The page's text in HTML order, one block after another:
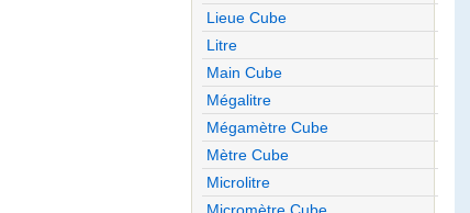
Lieue Cube
Litre
Main Cube
Mégalitre
Mégamètre Cube
Mètre Cube
Microlitre